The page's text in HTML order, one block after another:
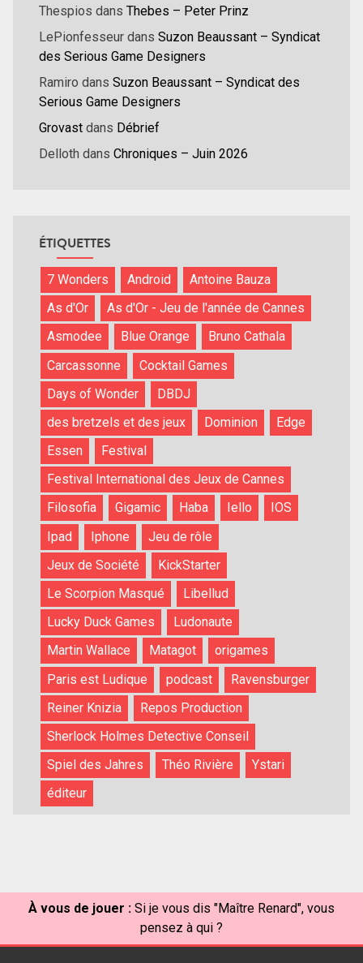
Thespios dans Thebes – Peter Prinz
LePionfesseur dans Suzon Beaussant – Syndicat
des Serious Game Designers
Ramiro dans Suzon Beaussant – Syndicat des
Serious Game Designers
Grovast dans Débrief
Delloth dans Chroniques – Juin 2026
ÉTIQUETTES
7 Wonders Android
Antoine Bauza
As d'Or
As d'Or - Jeu de l'année de Cannes
Asmodee
Blue Orange
Bruno Cathala
Carcassonne
Cocktail Games
Days of Wonder
DBDJ
des bretzels et des jeux
Dominion
Edge
Essen
Festival
Festival International des Jeux de Cannes
Filosofia
Gigamic Haba Iello
IOS
Ipad
Iphone
Jeu de rôle
Jeux de Société
KickStarter
Le Scorpion Masqué
Libellud
Lucky Duck Games
Ludonaute
Martin Wallace
Matagot
origames
Paris est Ludique
podcast
Ravensburger
Reiner Knizia
Repos Production
Sherlock Holmes Detective Conseil
Spiel des Jahres
Théo Rivière
Ystari
éditeur
À vous de jouer : Si je vous dis "Maître Renard", vous
pensez à qui ?